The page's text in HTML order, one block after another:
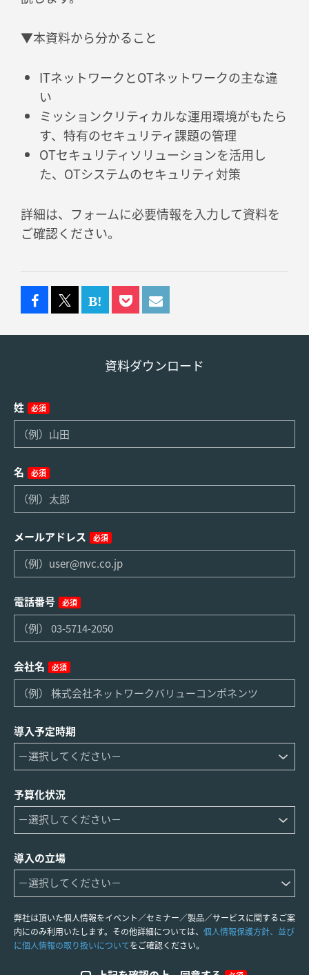
▼本資料から分かること
ITネットワークとOTネットワークの主な違
い
ミッションクリティカルな運用環境がもたら
す、特有のセキュリティ課題の管理
OTセキュリティソリューションを活用し
た、OTシステムのセキュリティ対策
詳細は、フォームに必要情報を入力して資料を
ご確認ください。
資料ダウンロード
姓 必須
名 必須
メールアドレス 必須
電話番号 必須
会社名 必須
導入予定時期
予算化状況
導入の立場
弊社は頂いた個人情報をイベント／セミナー／製品／サービスに関するご案
内にのみ利用いたします。その他詳細については、 個人情報保護方針、並び
に個人情報の取り扱いについてをご確認ください。